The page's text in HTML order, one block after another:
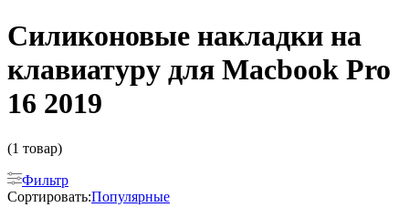
Силиконовые накладки на
клавиатуру для Macbook Pro
16 2019
(1 товар)
Фильтр
Сортировать:Популярные